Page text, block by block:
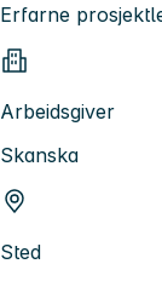
Erfarne
Arbeidsgiver
Skanska
Sted